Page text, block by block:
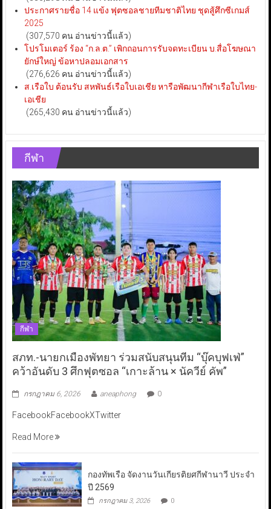
ประกาศรายชื่อ 14 แข้ง ฟุตซอลชายทีมชาติไทย ชุดสู้ศึกซีเกมส์
2025
(307,570 คน อ่านข่าวนี้แล้ว)
โปรโมเตอร์ ร้อง “ก.ล.ต.” เพิกถอนการรับจดทะเบียน บ.สื่อโฆษณา
ยักษ์ใหญ่ ข้อหาปลอมเอกสาร
(276,626 คน อ่านข่าวนี้แล้ว)
ส.เรือใบ ต้อนรับ สหพันธ์เรือใบเอเชีย หารือพัฒนากีฬาเรือใบไทย-
เอเชีย
(265,430 คน อ่านข่าวนี้แล้ว)
กีฬา
กีฬา
สภท.-นายกเมืองพัทยา ร่วมสนับสนุนทีม “บุ๊คบุฟเฟ่”
คว้าอันดับ 3 ศึกฟุตซอล “เกาะล้าน × นัควีย์ คัพ”
กรกฎาคม 6, 2026 aneaphong 0
FacebookFacebookXTwitter
Read More
กองทัพเรือ จัดงานวันเกียรติยศกีฬานาวี ประจำ
ปี 2569
กรกฎาคม 3, 2026 0